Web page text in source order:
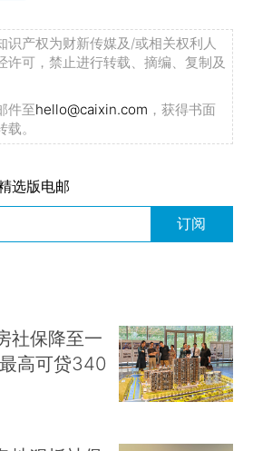
识产权为财新传媒及/或相关权利人
许可，禁止进行转载、摘编、复制及
件至hello@caixin.com ，获得书面
。
选版电邮
订阅
社保降至一
高可贷340